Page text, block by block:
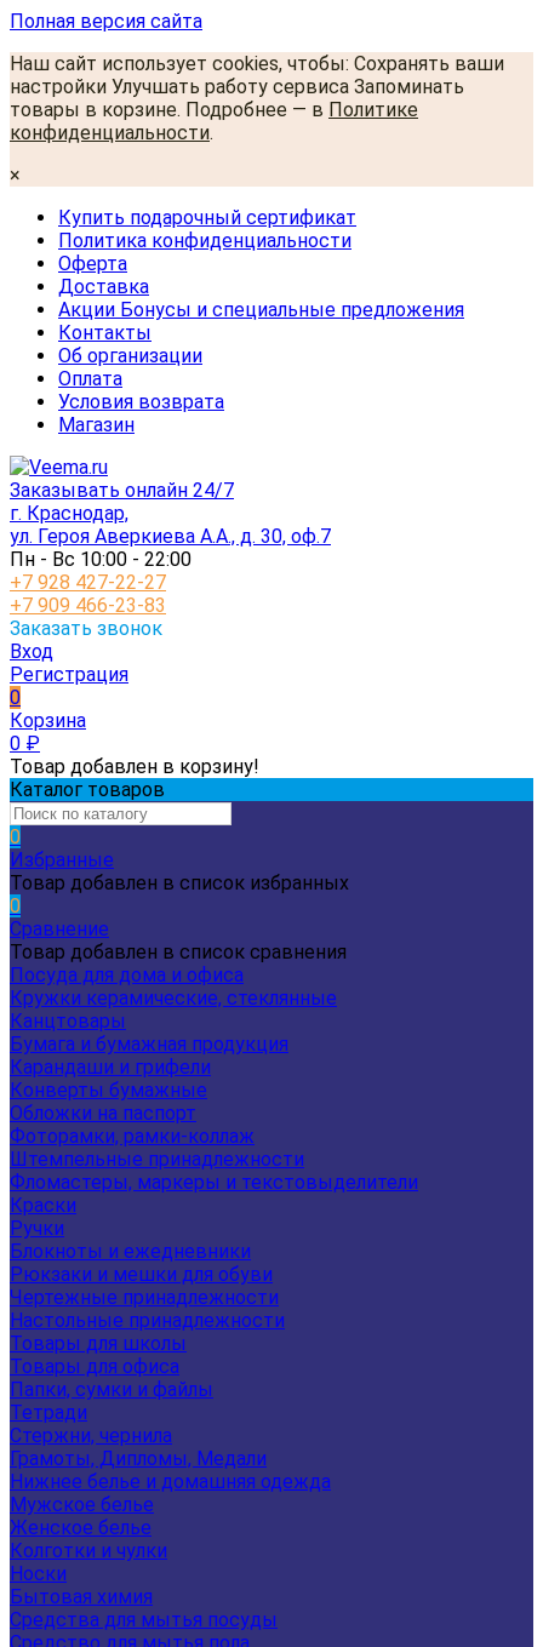
Полная версия сайта
Наш сайт использует cookies, чтобы: Сохранять ваши
настройки Улучшать работу сервиса Запоминать
товары в корзине. Подробнее — в Политике
конфиденциальности.
×
Купить подарочный сертификат
Политика конфиденциальности
Оферта
Доставка
Акции Бонусы и специальные предложения
Контакты
Об организации
Оплата
Условия возврата
Магазин
Заказывать онлайн 24/7
г. Краснодар,
ул. Героя Аверкиева А.А., д. 30, оф.7
Пн - Вс 10:00 - 22:00
+7 928 427-22-27
+7 909 466-23-83
Заказать звонок
Вход
Регистрация
0
Корзина
0 ₽
Товар добавлен в корзину!
Каталог товаров
0
Избранные
Товар добавлен в список избранных
0
Сравнение
Товар добавлен в список сравнения
Посуда для дома и офиса
Кружки керамические, стеклянные
Канцтовары
Бумага и бумажная продукция
Карандаши и грифели
Конверты бумажные
Обложки на паспорт
Фоторамки, рамки-коллаж
Штемпельные принадлежности
Фломастеры, маркеры и текстовыделители
Краски
Ручки
Блокноты и ежедневники
Рюкзаки и мешки для обуви
Чертежные принадлежности
Настольные принадлежности
Товары для школы
Товары для офиса
Папки, сумки и файлы
Тетради
Стержни, чернила
Грамоты, Дипломы, Медали
Нижнее белье и домашняя одежда
Мужское белье
Женское белье
Колготки и чулки
Носки
Бытовая химия
Средства для мытья посуды